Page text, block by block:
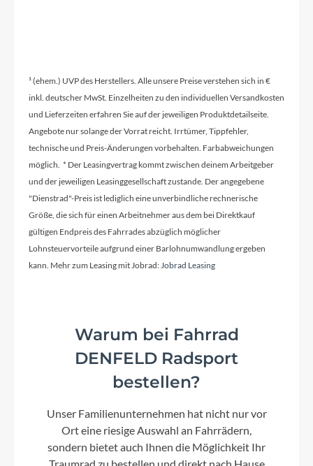
¹ (ehem.) UVP des Herstellers. Alle unsere Preise verstehen sich in €
inkl. deutscher MwSt. Einzelheiten zu den individuellen Versandkosten
und Lieferzeiten erfahren Sie auf der jeweiligen Produktdetailseite.
Angebote nur solange der Vorrat reicht. Irrtümer, Tippfehler,
technische und Preis-Änderungen vorbehalten. Farbabweichungen
möglich. * Der Leasingvertrag kommt zwischen deinem Arbeitgeber
und der jeweiligen Leasinggesellschaft zustande. Der angegebene
"Dienstrad"-Preis ist lediglich eine unverbindliche rechnerische
Größe, die sich für einen Arbeitnehmer aus dem bei Direktkauf
gültigen Endpreis des Fahrrades abzüglich möglicher
Lohnsteuervorteile aufgrund einer Barlohnumwandlung ergeben
kann. Mehr zum Leasing mit Jobrad:Jobrad Leasing
Warum bei Fahrrad
DENFELD Radsport
bestellen?
Unser Familienunternehmen hat nicht nur vor
Ort eine riesige Auswahl an Fahrrädern,
sondern bietet auch Ihnen die Möglichkeit Ihr